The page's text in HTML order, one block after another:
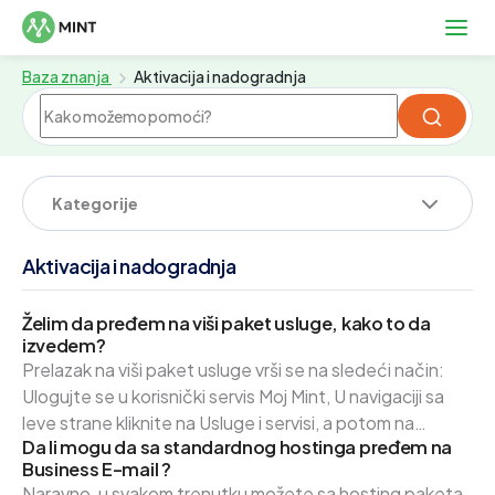
Baza znanja Aktivacija i nadogradnja
Aktivacija i nadogradnja
Želim da pređem na viši paket usluge, kako to da
izvedem?
Prelazak na viši paket usluge vrši se na sledeći način:
Ulogujte se u korisnički servis Moj Mint, U navigaciji sa
leve strane kliknite na Usluge i servisi, a potom na
Usluge, Kliknite na uslugu za koju želite viši paket, Sa
desne strane u sekciji Akcije kliknite na Promena paketa
Da li mogu da sa standardnog hostinga pređem na
Business E-mail ?
Kategorije